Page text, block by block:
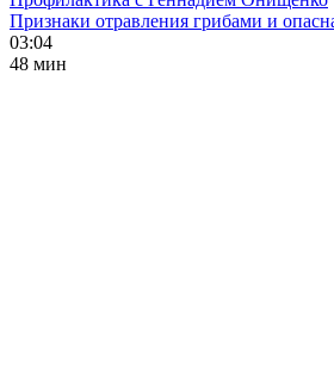
Признаки отравления грибами и
03:04
48 мин